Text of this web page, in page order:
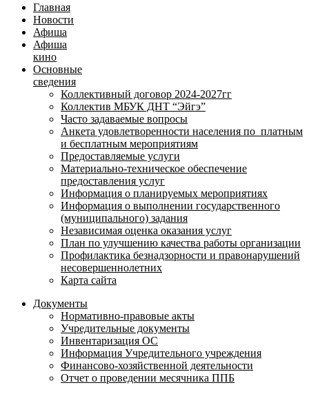
Главная
Новости
Афиша
Афиша
кино
Основные
сведения
Коллективный договор 2024-2027гг
Коллектив МБУК ДНТ “Эйгэ”
Часто задаваемые вопросы
Анкета удовлетворенности населения по платным
и бесплатным мероприятиям
Предоставляемые услуги
Материально-техническое обеспечение
предоставления услуг
Информация о планируемых мероприятиях
Информация о выполнении государственного
(муниципального) задания
Независимая оценка оказания услуг
План по улучшению качества работы организации
Профилактика безнадзорности и правонарушений
несовершеннолетних
Карта сайта
Документы
Нормативно-правовые акты
Учредительные документы
Инвентаризация ОС
Информация Учредительного учреждения
Финансово-хозяйственной деятельности
Отчет о проведении месячника ППБ